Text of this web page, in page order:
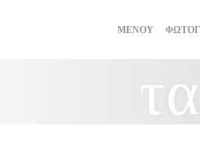
(Cookies)
ΜΕΝΟΎ